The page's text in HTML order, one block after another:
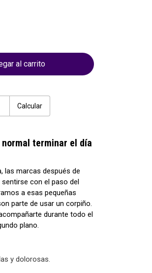
Calcular
terminar el día
las marcas después de
con el paso del
a esas pequeñas
parte de usar un corpiño.
durante todo el
plano.
y dolorosas.